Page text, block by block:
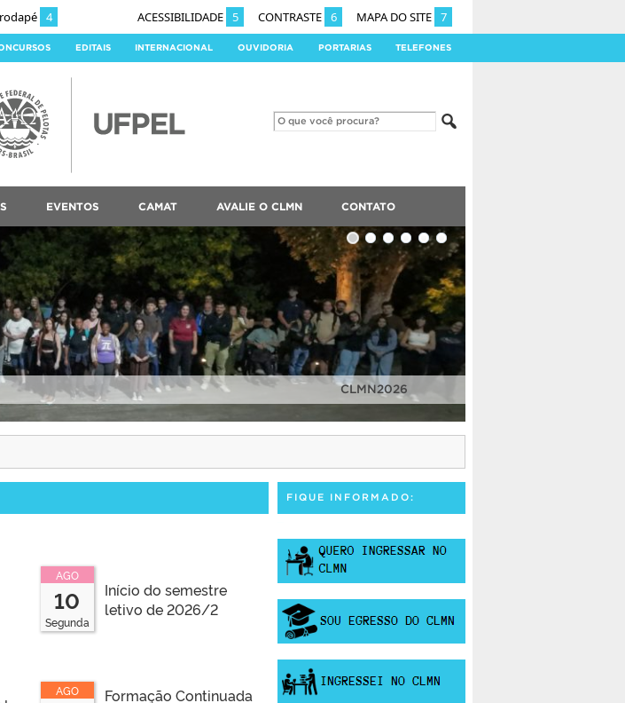
4 ACESSIBILIDADE 5 CONTRASTE 6 MAPA DO SITE 7
EDITAIS INTERNACIONAL OUVIDORIA PORTARIAS TELEFONES
EVENTOS CAMAT AVALIE O CLMN CONTATO
CLMN2025
AGO
10
Segunda
Início do semestre
letivo de 2026/2
AGO
Formação Continuada
FIQUE INFORMADO: